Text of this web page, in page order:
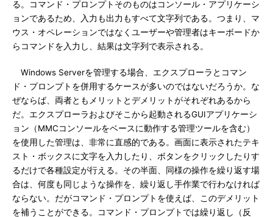
る。コマンド・プロンプトそのものはコンソール・アプリケーシ
ョンであるため、入力も出力もすべて文字列である。つまり、マ
ウス・オペレーションではなくユーザーや管理者はキーボードか
らコマンドを入力し、結果は文字列で表示される。
Windows Serverを管理する場合、エクスプローラとコマン
ド・プロンプトを併用するケースが多いのではないだろうか。な
ぜならば、両者ともメリットとデメリットがそれぞれあるから
だ。エクスプローラおよびそこから起動されるGUIアプリケーシ
ョン（MMCコンソールをベースに動作する管理ツールを含む）
を使用した管理は、非常に直感的である。画面に表示されたテキ
スト・ボックスに文字を入力したり、ボタンをクリックしたりす
るだけで各種設定が行える。その半面、同様の操作を繰り返す場
合は、何度も同じような操作を、繰り返し手作業で行わなければ
ならない。だがコマンド・プロンプトを使えば、このデメリット
を補うことができる。コマンド・プロンプトでは繰り返し（反